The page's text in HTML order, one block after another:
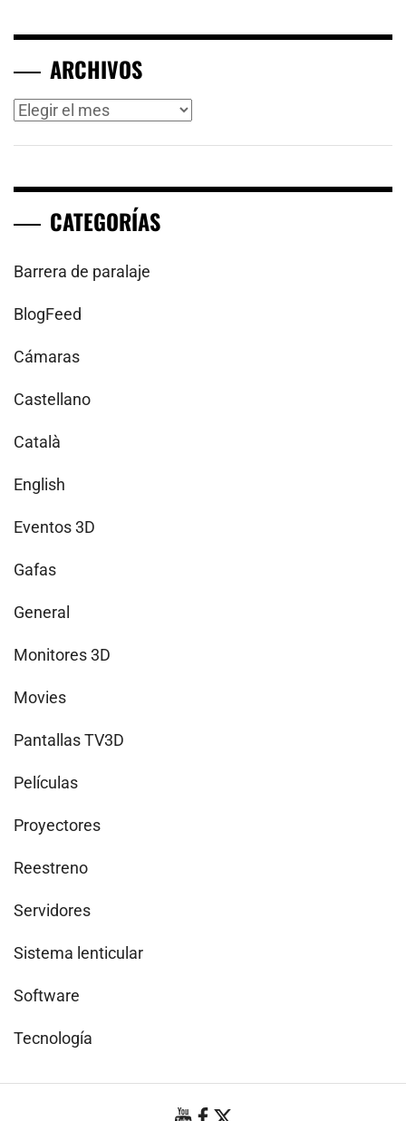
ARCHIVOS
Archivos
CATEGORÍAS
Barrera de paralaje
BlogFeed
Cámaras
Castellano
Català
English
Eventos 3D
Gafas
General
Monitores 3D
Movies
Pantallas TV3D
Películas
Proyectores
Reestreno
Servidores
Sistema lenticular
Software
Tecnología